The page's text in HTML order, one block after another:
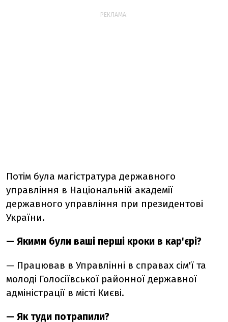
РЕКЛАМА:
Потім була магістратура державного
управління в Національній академії
державного управління при президентові
України.
— Якими були ваші перші кроки в кар'єрі?
— Працював в Управлінні в справах сім'ї та
молоді Голосіївської районної державної
адміністрації в місті Києві.
— Як туди потрапили?